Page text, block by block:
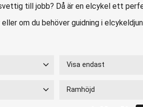
till jobb? Då är en elcykel ett
om du behöver guidning i
Visa endast
Ramhöjd